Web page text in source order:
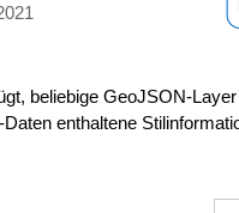
beliebige GeoJSON-
enthaltene